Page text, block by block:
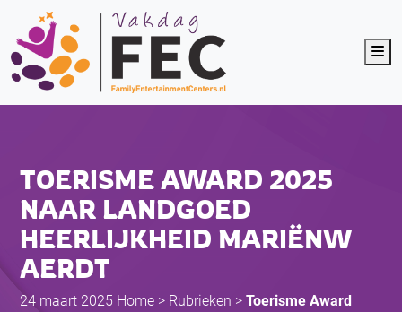
TOERISME AWARD 2025
NAAR LANDGOED
HEERLIJKHEID MARIËNW
AERDT
24 maart 2025 Home > Rubrieken > Toerisme Award